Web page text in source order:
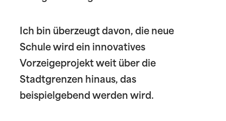
Ich bin überzeugt davon, die neue
Schule wird ein innovatives
Vorzeigeprojekt weit über die
Stadtgrenzen hinaus, das
beispielgebend werden wird.